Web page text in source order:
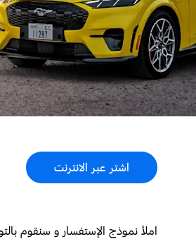
اشتر عبر الانترنت
املأ نموذج الإستفسار و سنقوم